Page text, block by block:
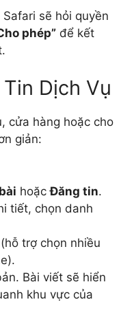
sẽ hỏi quyền
phép” để kết
Dịch Vụ
cửa hàng hoặc cho
giản:
hoặcĐăng tin.
tiết, chọn danh
trợ chọn nhiều
Bài viết sẽ hiển
khu vực của